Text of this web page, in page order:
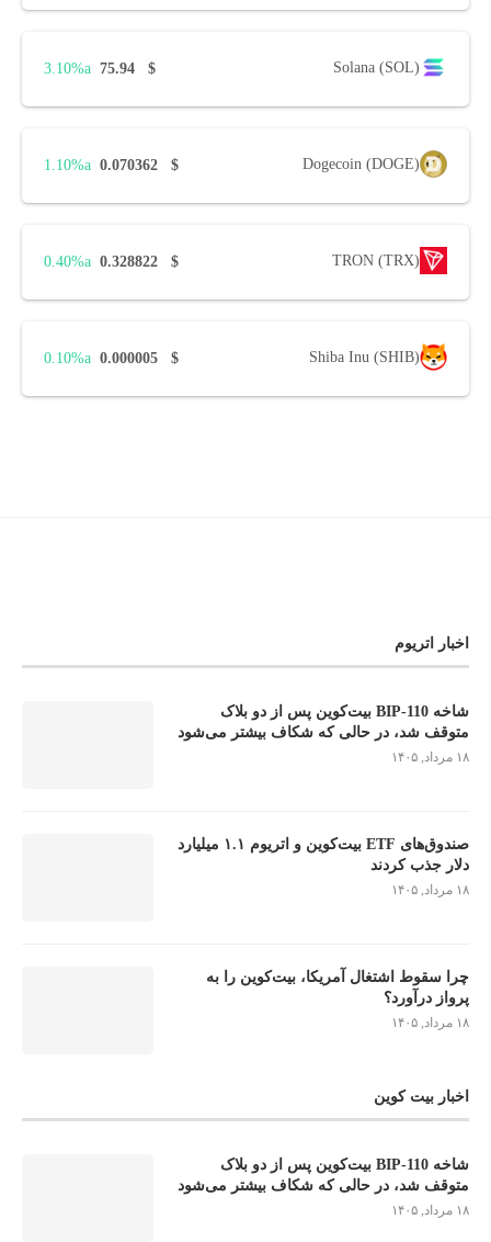
Solana (SOL)
$
75.94
3.10%
Dogecoin (DOGE)
$
0.070362
1.10%
TRON (TRX)
$
0.328822
0.40%
Shiba Inu (SHIB)
$
0.000005
0.10%
اخبار اتریوم
شاخه BIP-110 بیت‌کوین پس از دو بلاک
متوقف شد، در حالی که شکاف بیشتر می‌شود
۱۸ مرداد, ۱۴۰۵
صندوق‌های ETF بیت‌کوین و اتریوم ۱.۱ میلیارد
دلار جذب کردند
۱۸ مرداد, ۱۴۰۵
چرا سقوط اشتغال آمریکا، بیت‌کوین را به
پرواز درآورد؟
۱۸ مرداد, ۱۴۰۵
اخبار بیت کوین
شاخه BIP-110 بیت‌کوین پس از دو بلاک
متوقف شد، در حالی که شکاف بیشتر می‌شود
۱۸ مرداد, ۱۴۰۵